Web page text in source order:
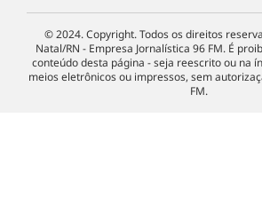
© 2024. Copyright. Todos os direitos
Natal/RN - Empresa Jornalística 96 FM. É
conteúdo desta página - seja reescrito ou na
meios eletrônicos ou impressos, sem
FM.